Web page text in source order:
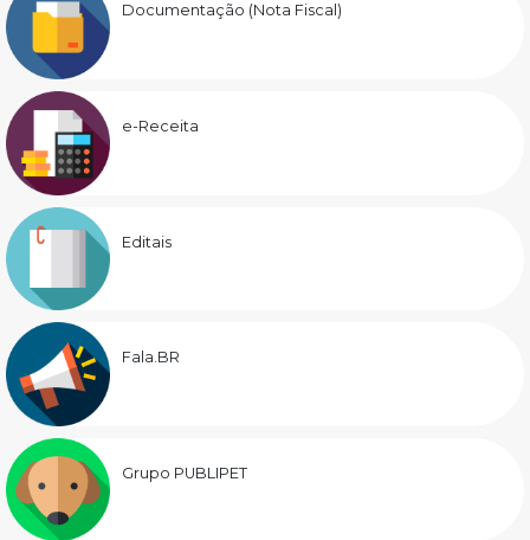
Documentação (Nota Fiscal)
e-Receita
Editais
Fala.BR
Grupo PUBLIPET